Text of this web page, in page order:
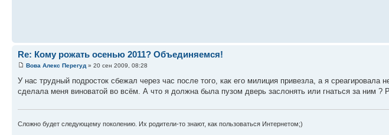
Re: Кому рожать осенью 2011? Объединяемся!
Вова Алекс Перегуд» 20 сен 2009, 08:28
У нас трудный подросток сбежал через час после того, как его милиция привезла, а я
сделала меня виноватой во всём. А что я должна была пузом дверь заслонять или гнаться за ним
Сложно будет следующему поколению. Их родители-то знают, как пользоваться Интернетом;)